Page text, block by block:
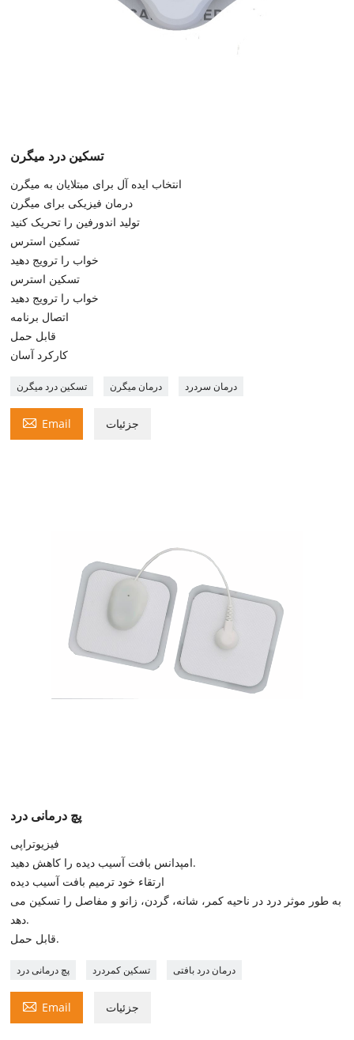
تسکین درد میگرن
انتخاب ایده آل برای مبتلایان به میگرن
درمان فیزیکی برای میگرن
تولید اندورفین را تحریک کنید
تسکین استرس
خواب را ترویج دهید
تسکین استرس
خواب را ترویج دهید
اتصال برنامه
قابل حمل
کارکرد آسان
تسکین درد میگرن درمان میگرن درمان سردرد
 Email جزئیات
پچ درمانی درد
فیزیوتراپی
امپدانس بافت آسیب دیده را کاهش دهید.
ارتقاء خود ترمیم بافت آسیب دیده
به طور موثر درد در ناحیه کمر، شانه، گردن، زانو و مفاصل را تسکین می
دهد.
قابل حمل.
پچ درمانی درد تسکین کمردرد درمان درد بافتی
 Email جزئیات